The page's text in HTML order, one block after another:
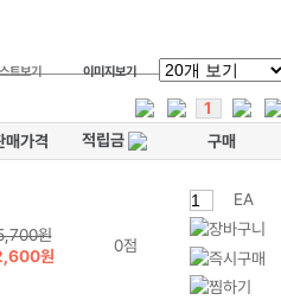
트보기 이미지보기
1
매가격 적립금 구매
원
원
0점
EA